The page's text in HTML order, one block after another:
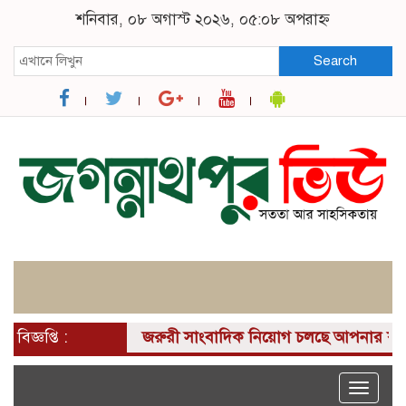
শনিবার, ০৮ অগাস্ট ২০২৬, ০৫:০৮ অপরাহ্ন
Search
বিজ্ঞপ্তি : জরুরী সাংবাদিক নিয়োগ চলছে আপনার কাছে
Toggle